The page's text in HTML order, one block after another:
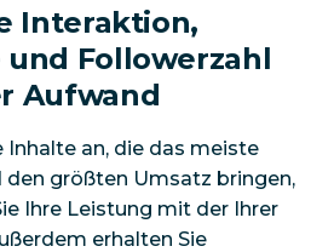
Interaktion,
und Followerzahl
Aufwand
Inhalte an, die das meiste
den größten Umsatz bringen,
Ihre Leistung mit der Ihrer
erhalten Sie